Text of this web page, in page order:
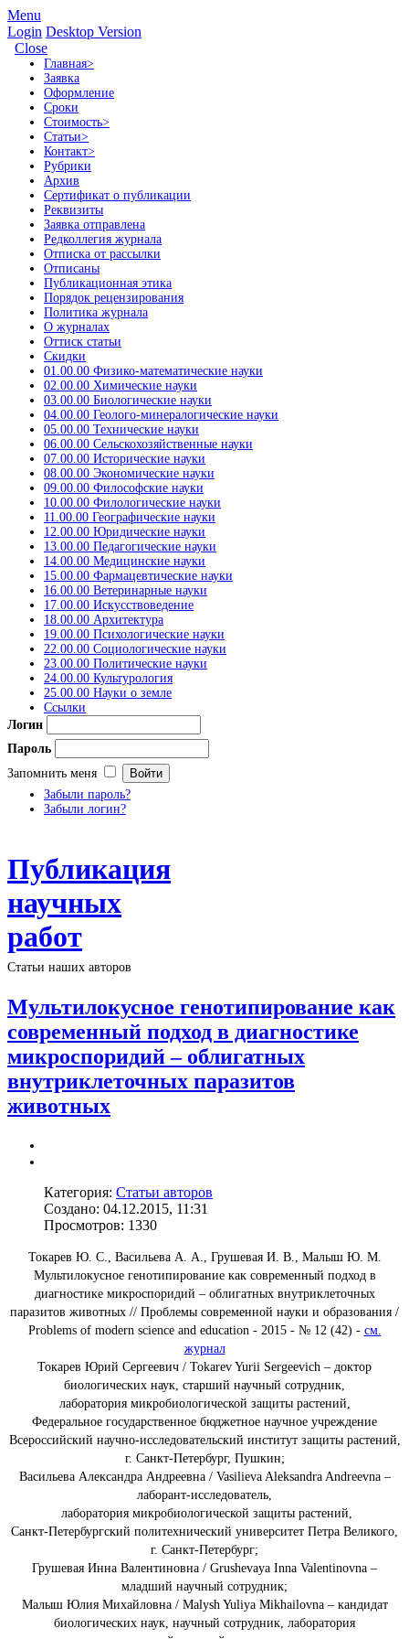
Menu
Login Desktop Version
Close
Главная>
Заявка
Оформление
Сроки
Стоимость>
Статьи>
Контакт>
Рубрики
Архив
Сертификат о публикации
Реквизиты
Заявка отправлена
Редколлегия журнала
Отписка от рассылки
Отписаны
Публикационная этика
Порядок рецензирования
Политика журнала
О журналах
Оттиск статьи
Скидки
01.00.00 Физико-математические науки
02.00.00 Химические науки
03.00.00 Биологические науки
04.00.00 Геолого-минералогические науки
05.00.00 Технические науки
06.00.00 Сельскохозяйственные науки
07.00.00 Исторические науки
08.00.00 Экономические науки
09.00.00 Философские науки
10.00.00 Филологические науки
11.00.00 Географические науки
12.00.00 Юридические науки
13.00.00 Педагогические науки
14.00.00 Медицинские науки
15.00.00 Фармацевтические науки
16.00.00 Ветеринарные науки
17.00.00 Искусствоведение
18.00.00 Архитектура
19.00.00 Психологические науки
22.00.00 Социологические науки
23.00.00 Политические науки
24.00.00 Культурология
25.00.00 Науки о земле
Ссылки
Логин
Пароль
Запомнить меня
Забыли пароль?
Забыли логин?
Публикация
научных
работ
Статьи наших авторов
Мультилокусное генотипирование как
современный подход в диагностике
микроспоридий – облигатных
внутриклеточных паразитов
животных
Категория: Статьи авторов
Создано: 04.12.2015, 11:31
Просмотров: 1330
Токарев Ю. С., Васильева А. А., Грушевая И. В., Малыш Ю. М.
Мультилокусное генотипирование как современный подход в
диагностике микроспоридий – облигатных внутриклеточных
паразитов животных // Проблемы современной науки и образования /
Problems of modern science and education - 2015 - № 12 (42) - см.
журнал
Токарев Юрий Сергеевич / Tokarev Yurii Sergeevich – доктор
биологических наук, старший научный сотрудник,
лаборатория микробиологической защиты растений,
Федеральное государственное бюджетное научное учреждение
Всероссийский научно-исследовательский институт защиты растений,
г. Санкт-Петербург, Пушкин;
Васильева Александра Андреевна / Vasilieva Aleksandra Andreevna –
лаборант-исследователь,
лаборатория микробиологической защиты растений,
Санкт-Петербургский политехнический университет Петра Великого,
г. Санкт-Петербург;
Грушевая Инна Валентиновна / Grushevaya Inna Valentinovna –
младший научный сотрудник;
Малыш Юлия Михайловна / Malysh Yuliya Mikhailovna – кандидат
биологических наук, научный сотрудник, лаборатория